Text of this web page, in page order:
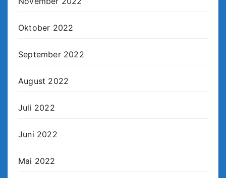
Oktober 2022
September 2022
August 2022
Juli 2022
Juni 2022
Mai 2022